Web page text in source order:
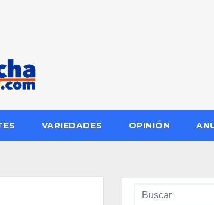
VARIEDADES OPINIÓN